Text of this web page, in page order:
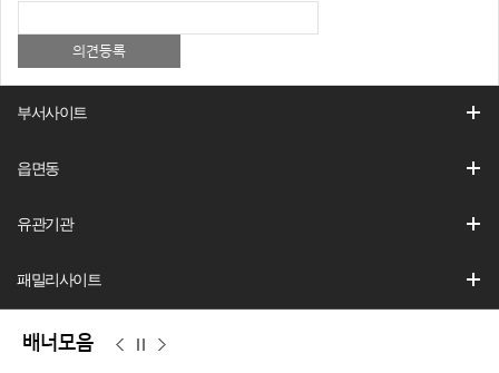
부서사이트
읍면동
유관기관
패밀리사이트
배너모음